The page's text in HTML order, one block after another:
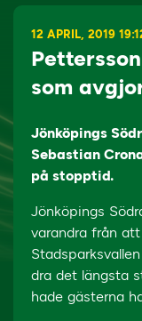
12 APRIL, 2019
som
Jönköpings
Sebastian
på stopptid.
Jönköpings
varandra från
dra det längsta
hade gästerna